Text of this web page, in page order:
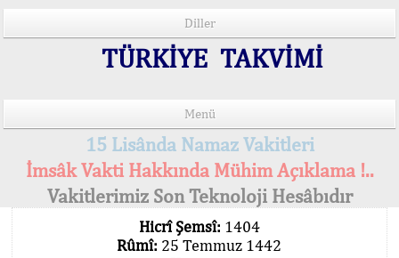
Diller
TÜRKİYE TAKVİMİ
Menü
15 Lisânda Namaz Vakitleri
İmsâk Vakti Hakkında Mühim Açıklama !..
Vakitlerimiz Son Teknoloji Hesâbıdır
Hicrî Şemsî: 1404
Rûmî: 25 Temmuz 1442